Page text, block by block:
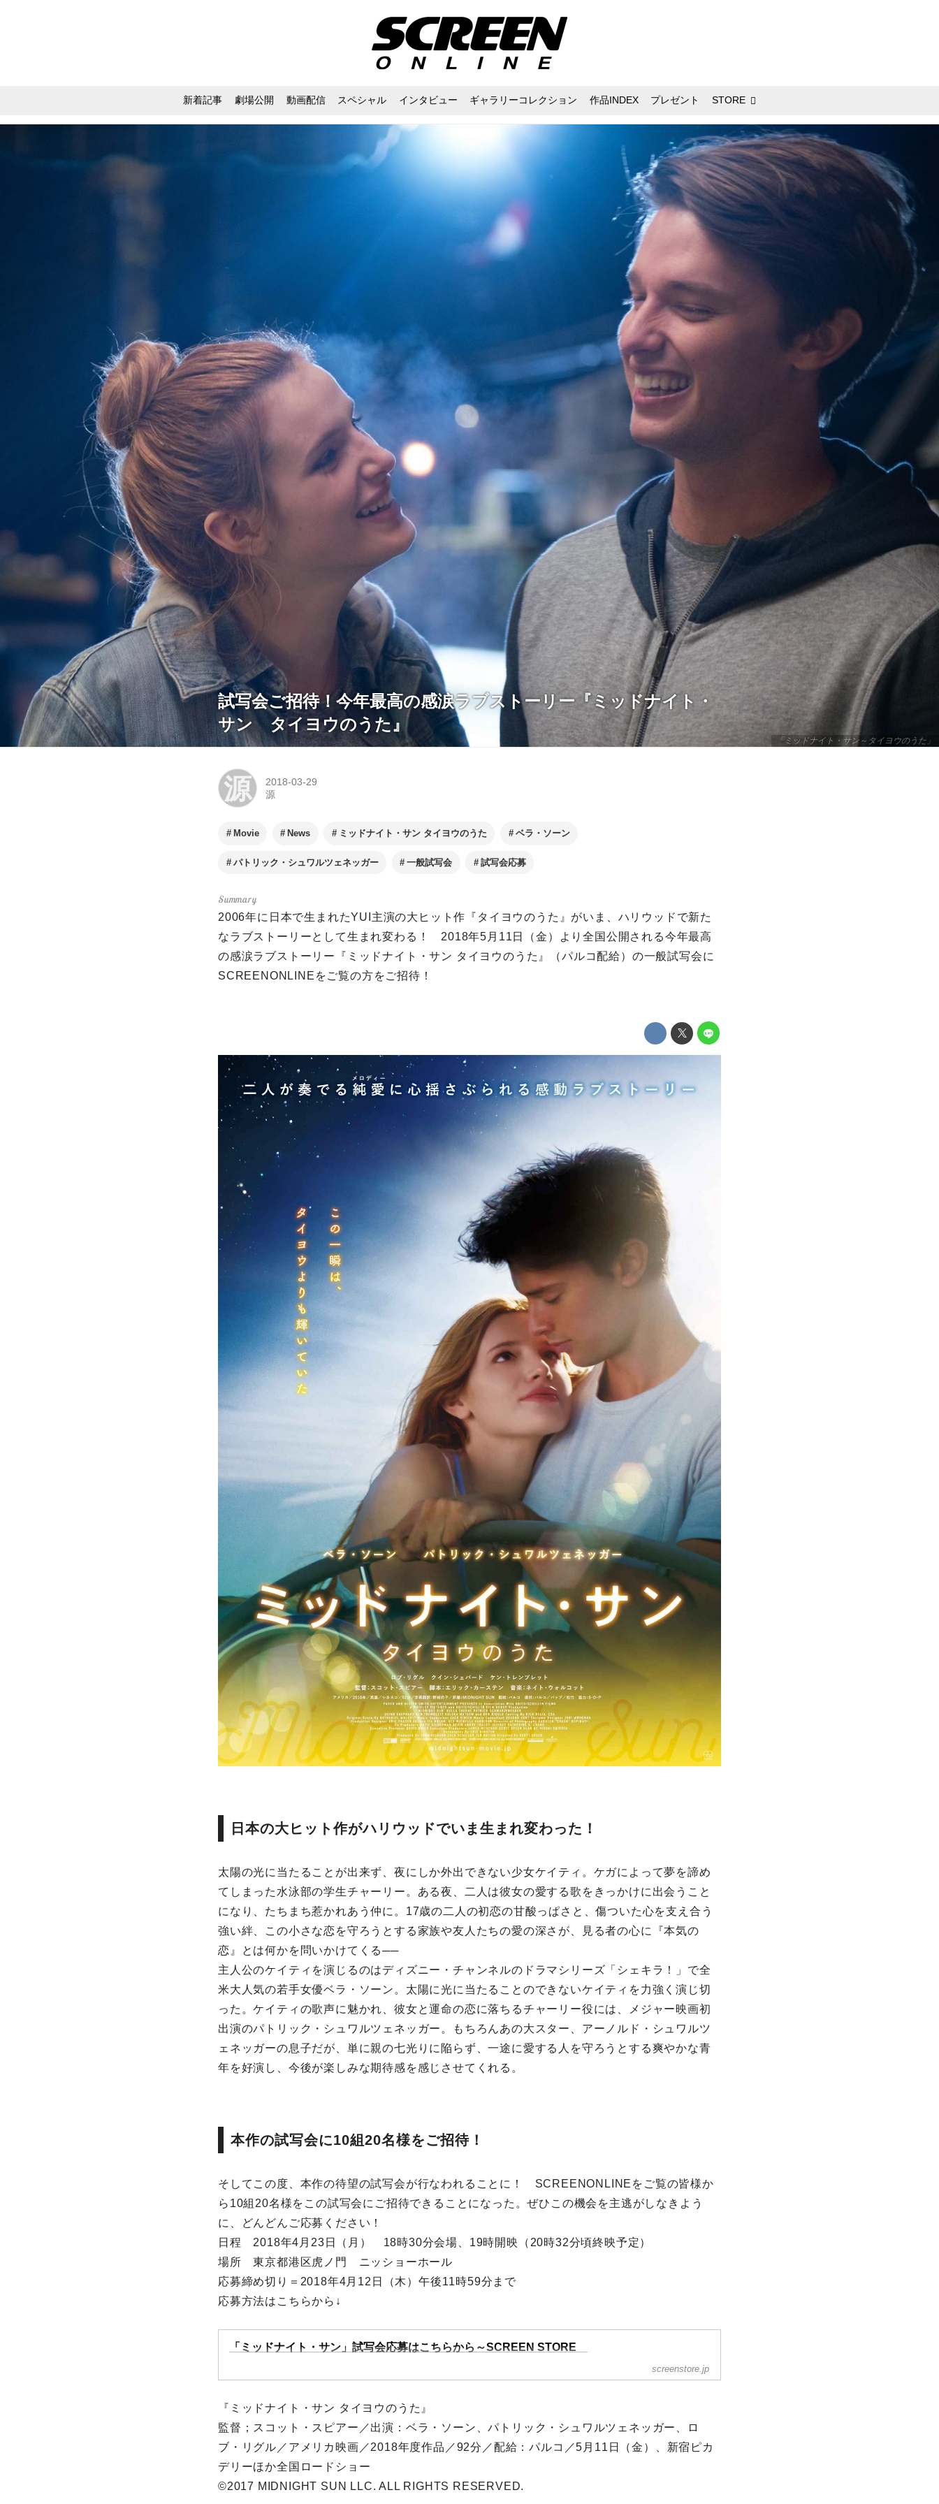
新着記事 劇場公開 動画配信 スペシャル インタビュー ギャラリーコレクション 作品INDEX プレゼント STORE
「ミッドナイト・サン～タイヨウのうた」
試写会ご招待！今年最高の感涙ラブストーリー『ミッドナイト・
サン タイヨウのうた』
源
2018-03-29
源
Movie News ミッドナイト・サン タイヨウのうた ベラ・ソーン
パトリック・シュワルツェネッガー 一般試写会 試写会応募
2006年に日本で生まれたYUI主演の大ヒット作『タイヨウのうた』がいま、ハリウッドで新た
なラブストーリーとして生まれ変わる！ 2018年5月11日（金）より全国公開される今年最高
の感涙ラブストーリー『ミッドナイト・サン タイヨウのうた』（パルコ配給）の一般試写会に
SCREENONLINEをご覧の方をご招待！
日本の大ヒット作がハリウッドでいま生まれ変わった！
太陽の光に当たることが出来ず、夜にしか外出できない少女ケイティ。ケガによって夢を諦め
てしまった水泳部の学生チャーリー。ある夜、二人は彼女の愛する歌をきっかけに出会うこと
になり、たちまち惹かれあう仲に。17歳の二人の初恋の甘酸っぱさと、傷ついた心を支え合う
強い絆、この小さな恋を守ろうとする家族や友人たちの愛の深さが、見る者の心に『本気の
恋』とは何かを問いかけてくる──
主人公のケイティを演じるのはディズニー・チャンネルのドラマシリーズ「シェキラ！」で全
米大人気の若手女優ベラ・ソーン。太陽に光に当たることのできないケイティを力強く演じ切
った。ケイティの歌声に魅かれ、彼女と運命の恋に落ちるチャーリー役には、メジャー映画初
出演のパトリック・シュワルツェネッガー。もちろんあの大スター、アーノルド・シュワルツ
ェネッガーの息子だが、単に親の七光りに陥らず、一途に愛する人を守ろうとする爽やかな青
年を好演し、今後が楽しみな期待感を感じさせてくれる。
本作の試写会に10組20名様をご招待！
そしてこの度、本作の待望の試写会が行なわれることに！ SCREENONLINEをご覧の皆様か
ら10組20名様をこの試写会にご招待できることになった。ぜひこの機会を主逃がしなきよう
に、どんどんご応募ください！
日程 2018年4月23日（月） 18時30分会場、19時開映（20時32分頃終映予定）
場所 東京都港区虎ノ門 ニッショーホール
応募締め切り＝2018年4月12日（木）午後11時59分まで
応募方法はこちらから↓
「ミッドナイト・サン」試写会応募はこちらから～SCREEN STORE
screenstore.jp
『ミッドナイト・サン タイヨウのうた』
監督；スコット・スピアー／出演：ベラ・ソーン、パトリック・シュワルツェネッガー、ロ
ブ・リグル／アメリカ映画／2018年度作品／92分／配給：パルコ／5月11日（金）、新宿ピカ
デリーほか全国ロードショー
©2017 MIDNIGHT SUN LLC. ALL RIGHTS RESERVED.